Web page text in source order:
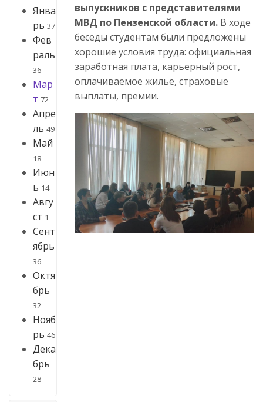
Янва
рь 37
Фев
раль
36
Мар
т 72
Апре
ль 49
Май
18
Июн
ь 14
Авгу
ст 1
Сент
ябрь
36
Октя
брь
32
Нояб
рь 46
Дека
брь
28
выпускников с представителями
МВД по Пензенской области. В ходе
беседы студентам были предложены
хорошие условия труда: официальная
заработная плата, карьерный рост,
оплачиваемое жилье, страховые
выплаты, премии.